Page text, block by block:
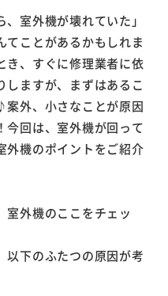
、室外機が壊れていた」
てことがあるかもしれま
き、すぐに修理業者に依
ますが、まずはあるこ
外、小さなことが原因
今回は、室外機が回って
外機のポイントをご紹介
外機のここをチェッ
以下のふたつの原因が考